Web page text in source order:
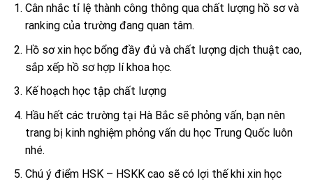
Cân nhắc tỉ lệ thành công thông qua chất lượng hồ sơ và
ranking của trường đang quan tâm.
Hồ sơ xin học bổng đầy đủ và chất lượng dịch thuật cao,
sắp xếp hồ sơ hợp lí khoa học.
Kế hoạch học tập chất lượng
Hầu hết các trường tại Hà Bắc sẽ phỏng vấn, bạn nên
trang bị kinh nghiệm phỏng vấn du học Trung Quốc luôn
nhé.
Chú ý điểm HSK – HSKK cao sẽ có lợi thế khi xin học